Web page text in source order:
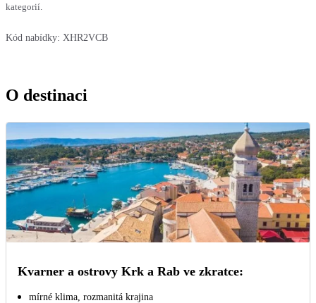
kategorií.
Kód nabídky: XHR2VCB
O destinaci
Kvarner a ostrovy Krk a Rab ve zkratce:
mírné klima, rozmanitá krajina